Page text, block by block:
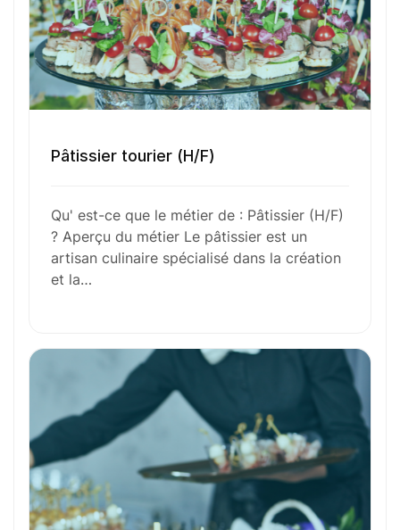
Ces métiers peuvent vous intéresser
Toutes nos fiches métiers
Envie de commencer
l’aventure avecnous
N’attendez plus !
Votre nom
Votre e-mail
Pâtissier tourier (H/F)
Qu' est-ce que le métier de : Pâtissier (H/F)
? Aperçu du métier Le pâtissier est un
artisan culinaire spécialisé dans la création
et la…